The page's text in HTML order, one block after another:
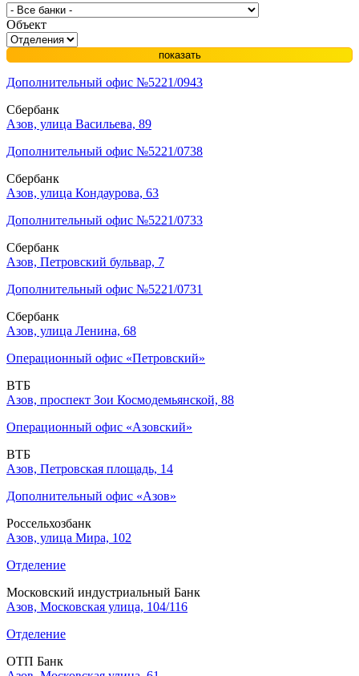
Объект
показать
Дополнительный офис №5221/0943
Сбербанк
Азов, улица Васильева, 89
Дополнительный офис №5221/0738
Сбербанк
Азов, улица Кондаурова, 63
Дополнительный офис №5221/0733
Сбербанк
Азов, Петровский бульвар, 7
Дополнительный офис №5221/0731
Сбербанк
Азов, улица Ленина, 68
Операционный офис «Петровский»
ВТБ
Азов, проспект Зои Космодемьянской, 88
Операционный офис «Азовский»
ВТБ
Азов, Петровская площадь, 14
Дополнительный офис «Азов»
Россельхозбанк
Азов, улица Мира, 102
Отделение
Московский индустриальный Банк
Азов, Московская улица, 104/116
Отделение
ОТП Банк